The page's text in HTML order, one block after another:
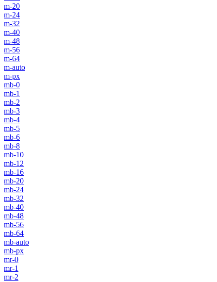
m-20
m-24
m-32
m-40
m-48
m-56
m-64
m-auto
m-px
mb-0
mb-1
mb-2
mb-3
mb-4
mb-5
mb-6
mb-8
mb-10
mb-12
mb-16
mb-20
mb-24
mb-32
mb-40
mb-48
mb-56
mb-64
mb-auto
mb-px
mr-0
mr-1
mr-2